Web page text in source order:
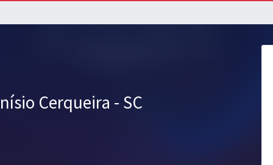
Cerqueira - SC